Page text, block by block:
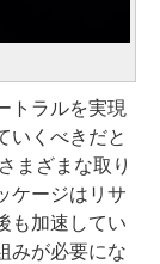
トラルを実現
いくべきだと
まざまな取り
ケージはリサ
も加速してい
みが必要にな